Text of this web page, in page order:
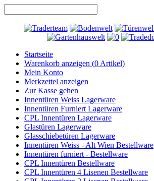
Startseite
Warenkorb anzeigen (0 Artikel)
Mein Konto
Merkzettel anzeigen
Zur Kasse gehen
Innentüren Weiss Lagerware
Innentüren Furniert Lagerware
CPL Innentüren Lagerware
Glastüren Lagerware
Glasschiebetüren Lagerware
Innentüren Weiss - Alt Wien Bestellware
Innentüren furniert - Bestellware
CPL Innentüren Bestellware
CPL Innentüren 4 Lisenen Bestellware